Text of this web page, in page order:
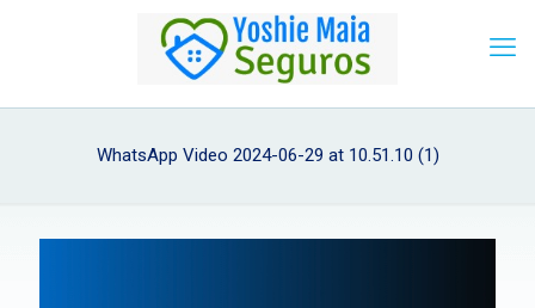
WhatsApp Video 2024-06-29 at 10.51.10 (1)